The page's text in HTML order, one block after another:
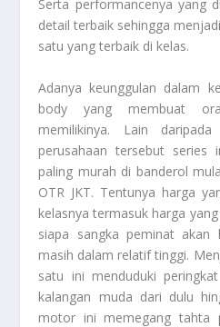
Serta performancenya yang
detail terbaik sehingga
satu yang terbaik di kelas.
Adanya keunggulan dalam
body yang membuat
memilikinya. Lain
perusahaan tersebut series
paling murah di banderol
OTR JKT. Tentunya harga
kelasnya termasuk harga
siapa sangka peminat akan
masih dalam relatif tinggi.
satu ini menduduki
kalangan muda dari dulu
motor ini memegang tahta